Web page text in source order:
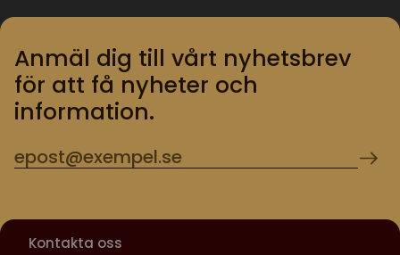
Anmäl dig till vårt nyhetsbrev
för att få nyheter och
information.
Kontakta oss